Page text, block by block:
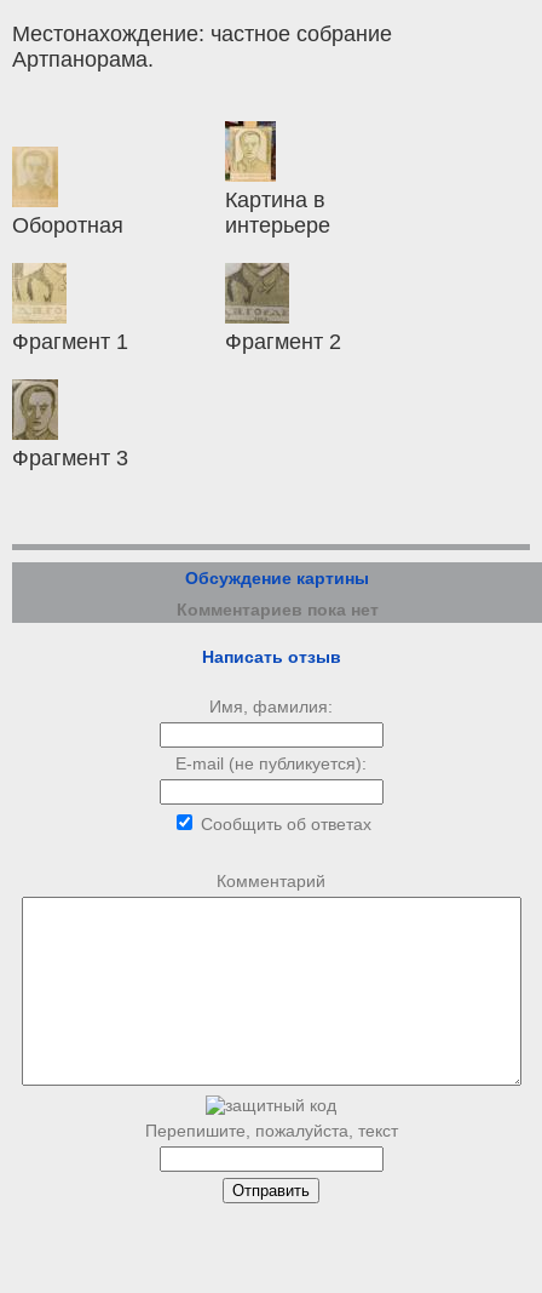
Местонахождение: частное собрание
Артпанорама.
Оборотная
Картина в
интерьере
Фрагмент 1 Фрагмент 2
Фрагмент 3
Обсуждение картины
Комментариев пока нет
Написать отзыв
Имя, фамилия:
E-mail (не публикуется):
Сообщить об ответах
Комментарий
Перепишите, пожалуйста, текст